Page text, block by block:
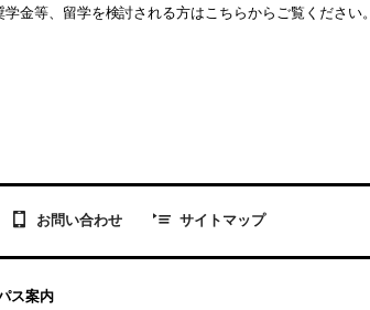
金等、留学を検討される方はこちらからご覧ください。
お問い合わせ
サイトマップ
ス案内